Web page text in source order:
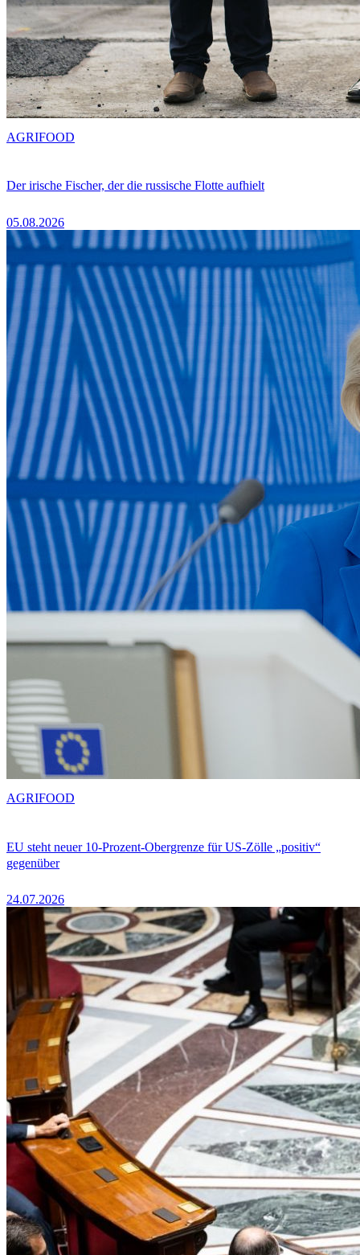
Der irische Fischer, der die russische Flotte aufhielt
05.08.2026
AGRIFOOD
EU steht neuer 10-Prozent-Obergrenze für US-Zölle „positiv“
gegenüber
24.07.2026
AGRIFOOD